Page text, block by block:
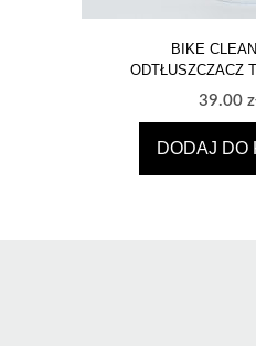
BIKE
ODTŁUSZCZACZ
39.00
DODAJ DO